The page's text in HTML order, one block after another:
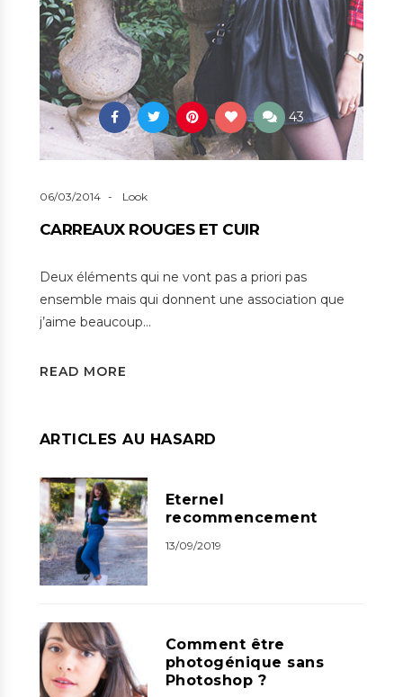
43
06/03/2014 Look
CARREAUX ROUGES ET CUIR
Deux éléments qui ne vont pas a priori pas
ensemble mais qui donnent une association que
j’aime beaucoup…
READ MORE
ARTICLES AU HASARD
Eternel
recommencement
13/09/2019
Comment être
photogénique sans
Photoshop ?